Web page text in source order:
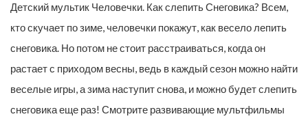
Детский мультик Человечки. Как слепить Снеговика? Всем,
кто скучает по зиме, человечки покажут, как весело лепить
снеговика. Но потом не стоит расстраиваться, когда он
растает с приходом весны, ведь в каждый сезон можно найти
веселые игры, а зима наступит снова, и можно будет слепить
снеговика еще раз! Смотрите развивающие мультфильмы